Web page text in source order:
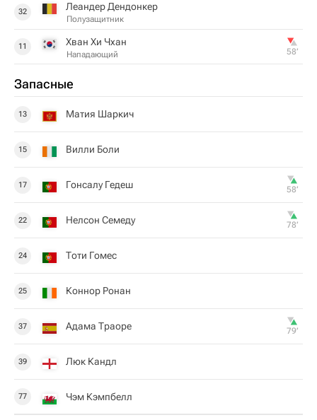
32 Леандер Дендонкер
Полузащитник
11 Хван Хи Чхан
Нападающий 58‎’‎
Запасные
13 Матия Шаркич
15 Вилли Боли
17 Гонсалу Гедеш 58‎’‎
22 Нелсон Семеду 78‎’‎
24 Тоти Гомес
25 Коннор Ронан
37 Адама Траоре 79‎’‎
39 Люк Кандл
77 Чэм Кэмпбелл